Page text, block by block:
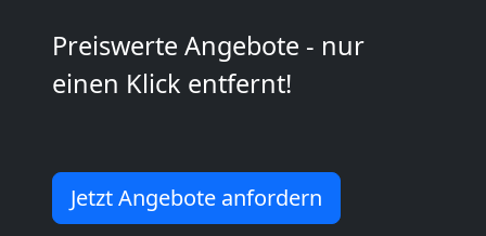
Preiswerte Angebote - nur
einen Klick entfernt!
Jetzt Angebote anfordern
Wolfsberg
Wolfsberg